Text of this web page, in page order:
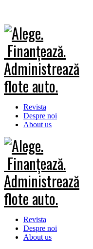
Revista
Despre noi
About us
Revista
Despre noi
About us